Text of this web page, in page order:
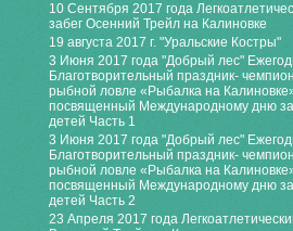
10 Сентября 2017 года
забег Осенний Трейл на Калиновке
19 августа 2017 г. "Уральские Костры"
3 Июня 2017 года "Добрый лес"
Благотворительный праздник-
рыбной ловле «Рыбалка на
посвященный Международному дню
детей Часть 1
3 Июня 2017 года "Добрый лес"
Благотворительный праздник-
рыбной ловле «Рыбалка на
посвященный Международному дню
детей Часть 2
23 Апреля 2017 года